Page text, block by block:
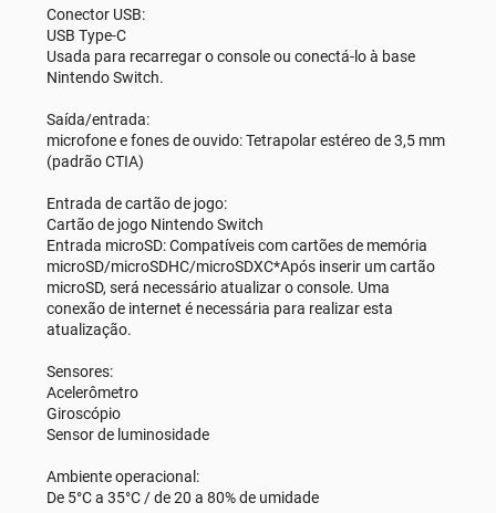
Conector USB:
USB Type-C
Usada para recarregar o console ou conectá-lo à base
Nintendo Switch.
Saída/entrada:
microfone e fones de ouvido: Tetrapolar estéreo de 3,5 mm
(padrão CTIA)
Entrada de cartão de jogo:
Cartão de jogo Nintendo Switch
Entrada microSD: Compatíveis com cartões de memória
microSD/microSDHC/microSDXC*Após inserir um cartão
microSD, será necessário atualizar o console. Uma
conexão de internet é necessária para realizar esta
atualização.
Sensores:
Acelerômetro
Giroscópio
Sensor de luminosidade
Ambiente operacional:
De 5°C a 35°C / de 20 a 80% de umidade